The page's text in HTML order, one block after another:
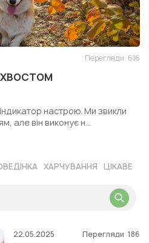
Перегляди 616
настрою. Ми звикли
але він виконує н...
ХАРЧУВАННЯ ЦІКАВЕ
22.05.2025 Перегляди 186